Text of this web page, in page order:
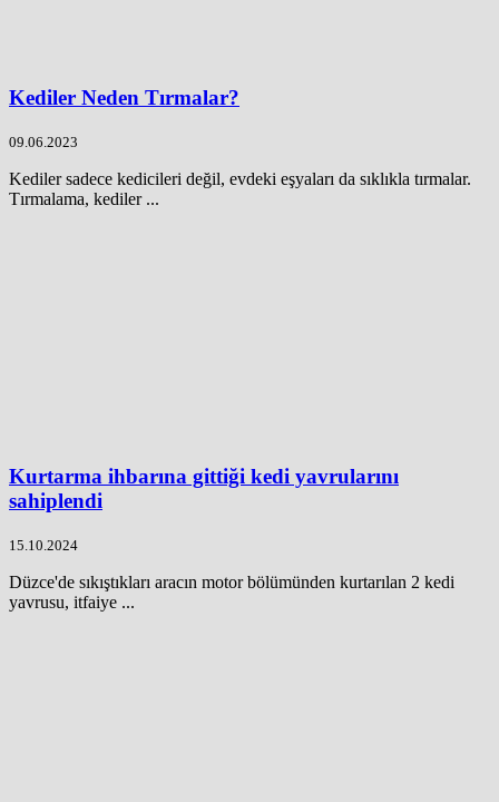
Kediler Neden Tırmalar?
09.06.2023
Kediler sadece kedicileri değil, evdeki eşyaları da sıklıkla tırmalar.
Tırmalama, kediler ...
Kurtarma ihbarına gittiği kedi yavrularını
sahiplendi
15.10.2024
Düzce'de sıkıştıkları aracın motor bölümünden kurtarılan 2 kedi
yavrusu, itfaiye ...